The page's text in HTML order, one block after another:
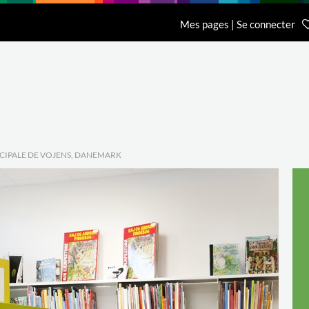
Mes pages | Se connecter
01 64 68 06 06
Accueil Eurobib
01 86 65 59 70
DE VOJENS, DANEMARK